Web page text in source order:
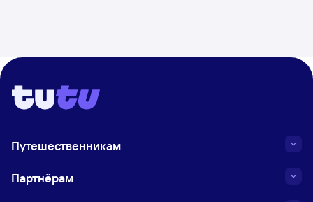
Путешественникам
Партнёрам